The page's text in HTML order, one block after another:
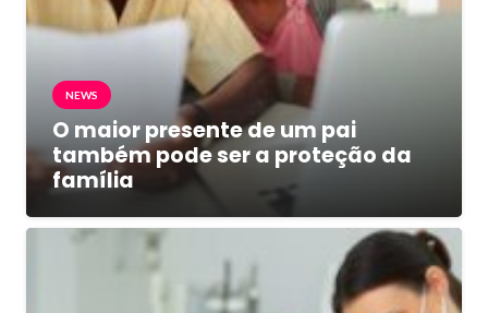
NEWS
O maior presente de um pai
também pode ser a proteção da
família